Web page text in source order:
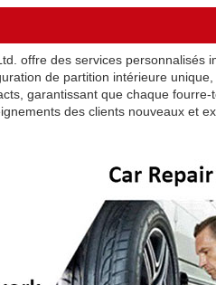
offre des services personnalisés
de partition intérieure
garantissant que chaque
des clients nouveaux et